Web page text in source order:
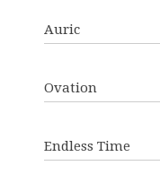
Auric
Ovation
Endless Time